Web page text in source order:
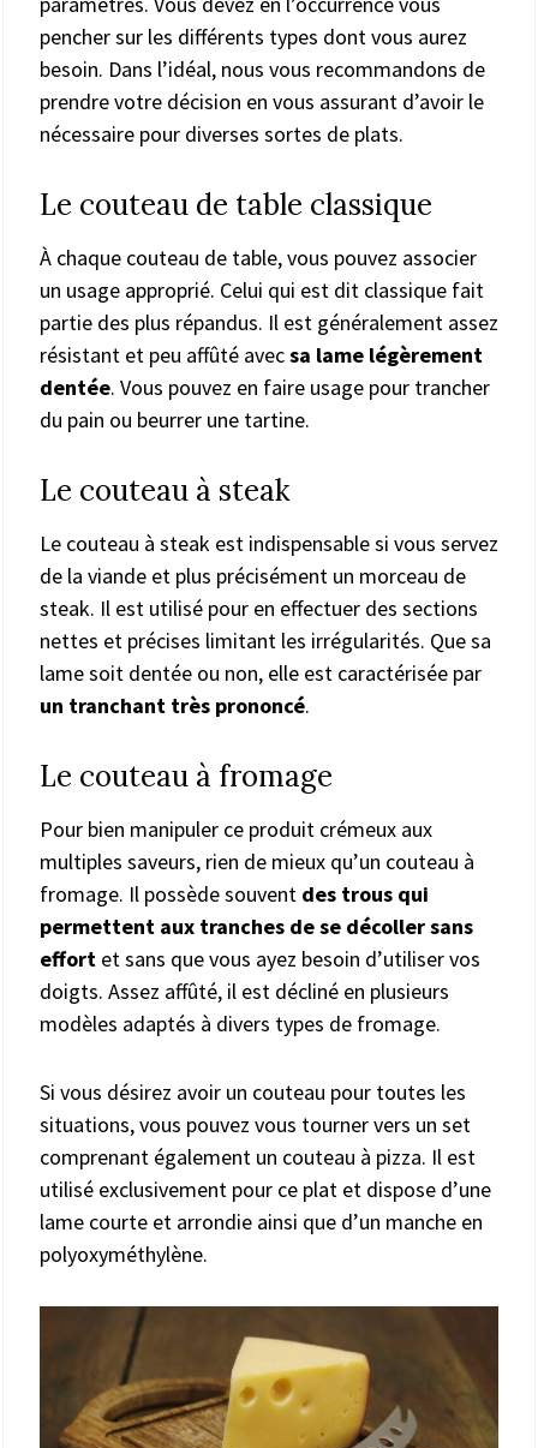
pencher sur les différents types dont vous aurez
besoin. Dans l’idéal, nous vous recommandons de
prendre votre décision en vous assurant d’avoir le
nécessaire pour diverses sortes de plats.
Le couteau de table classique
À chaque couteau de table, vous pouvez associer
un usage approprié. Celui qui est dit classique fait
partie des plus répandus. Il est généralement assez
résistant et peu affûté avecsa lame légèrement
dentée. Vous pouvez en faire usage pour trancher
du pain ou beurrer une tartine.
Le couteau à steak
Le couteau à steak est indispensable si vous servez
de la viande et plus précisément un morceau de
steak. Il est utilisé pour en effectuer des sections
nettes et précises limitant les irrégularités. Que sa
lame soit dentée ou non, elle est caractérisée par
un tranchant très prononcé.
Le couteau à fromage
Pour bien manipuler ce produit crémeux aux
multiples saveurs, rien de mieux qu’un couteau à
fromage. Il possède souvent des trous qui
permettent aux tranches de se décoller sans
effort et sans que vous ayez besoin d’utiliser vos
doigts. Assez affûté, il est décliné en plusieurs
modèles adaptés à divers types de fromage.
Si vous désirez avoir un couteau pour toutes les
situations, vous pouvez vous tourner vers un set
comprenant également un couteau à pizza. Il est
utilisé exclusivement pour ce plat et dispose d’une
lame courte et arrondie ainsi que d’un manche en
polyoxyméthylène.